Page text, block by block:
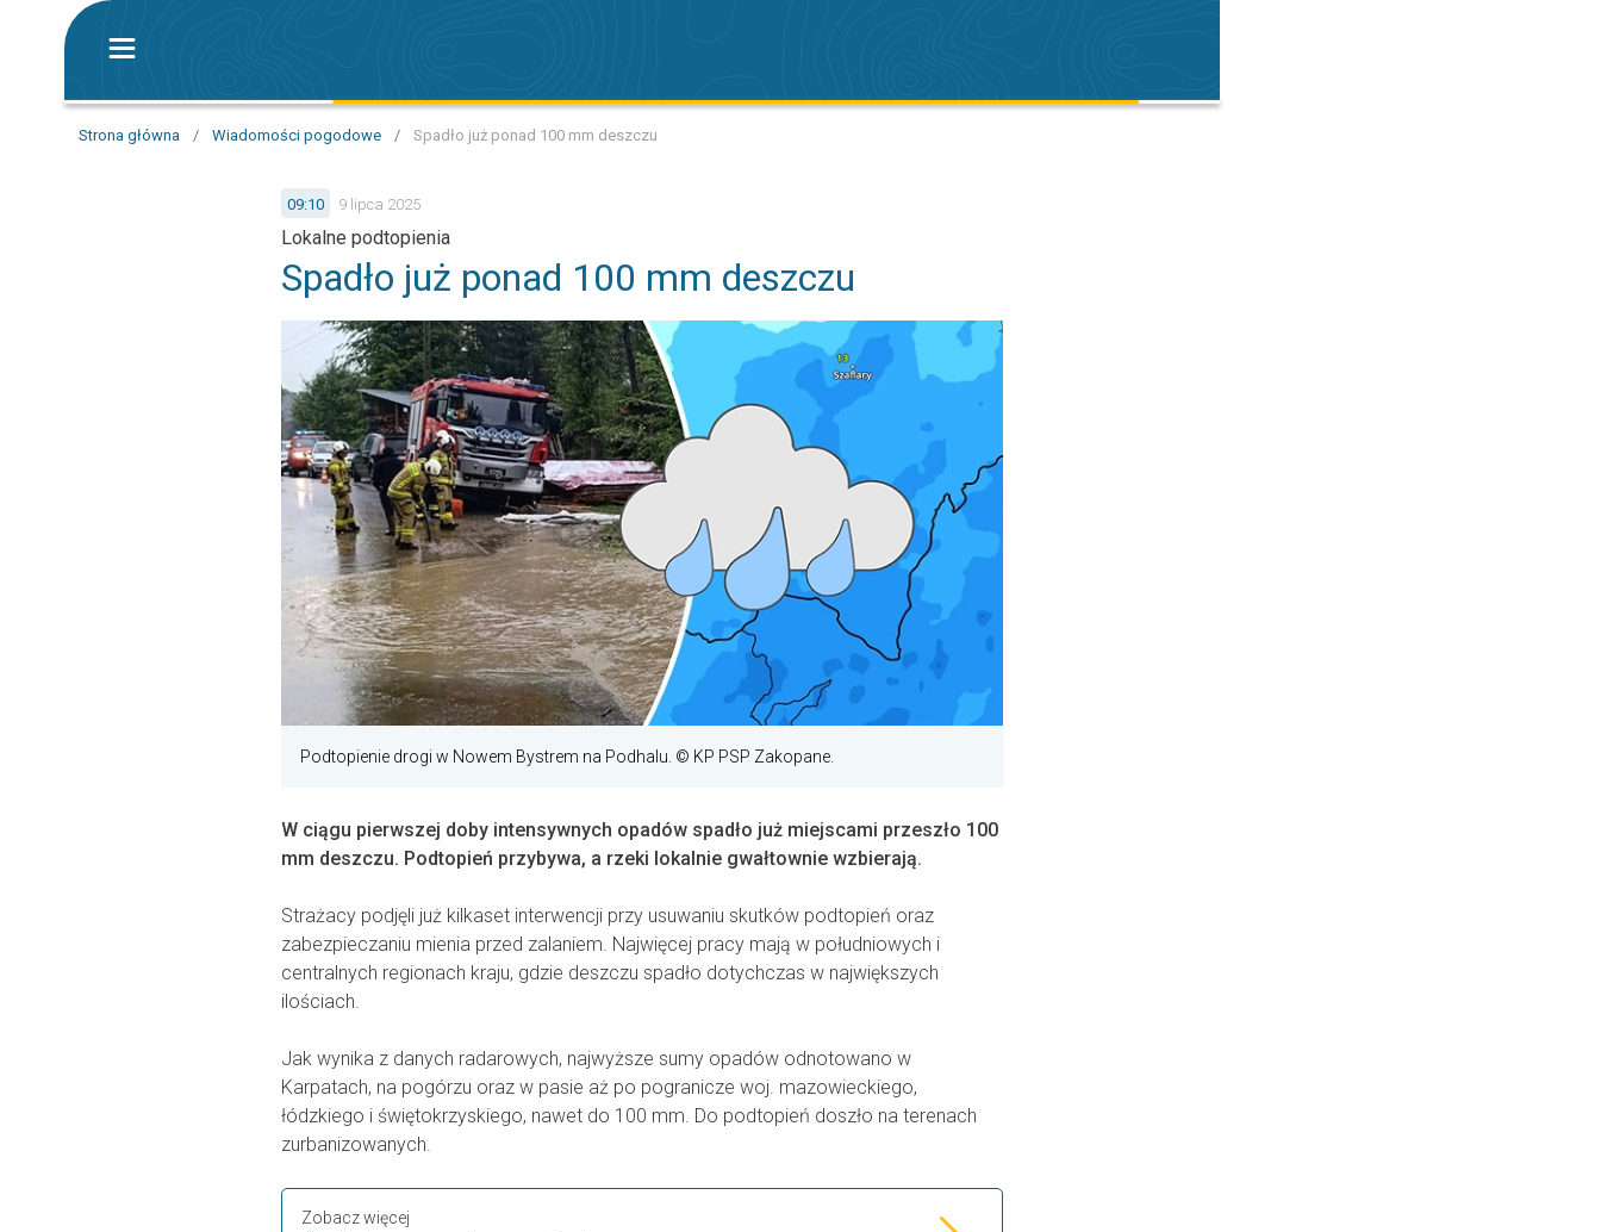
Strona główna / Wiadomości pogodowe / Spadło już ponad 100 mm deszczu
09:10 9 lipca 2025
Lokalne podtopienia
Spadło już ponad 100 mm deszczu
Podtopienie drogi w Nowem Bystrem na Podhalu. © KP PSP Zakopane.
W ciągu pierwszej doby intensywnych opadów spadło już miejscami przeszło 100
mm deszczu. Podtopień przybywa, a rzeki lokalnie gwałtownie wzbierają.
Strażacy podjęli już kilkaset interwencji przy usuwaniu skutków podtopień oraz
zabezpieczaniu mienia przed zalaniem. Najwięcej pracy mają w południowych i
centralnych regionach kraju, gdzie deszczu spadło dotychczas w największych
ilościach.
Jak wynika z danych radarowych, najwyższe sumy opadów odnotowano w
Karpatach, na pogórzu oraz w pasie aż po pogranicze woj. mazowieckiego,
łódzkiego i świętokrzyskiego, nawet do 100 mm. Do podtopień doszło na terenach
zurbanizowanych.
Zobacz więcej